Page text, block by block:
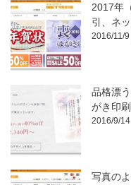
2017年
引、ネ
2016/11/9
品格漂
がき印
2016/9/14
写真の